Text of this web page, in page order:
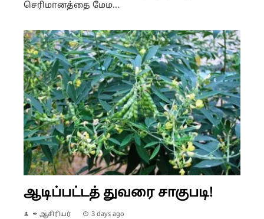
செரிமானத்தை மேம...
ஆடிப்பட்டத் துவரை சாகுபடி!
✒ ஆசிரியர் 3 days ago